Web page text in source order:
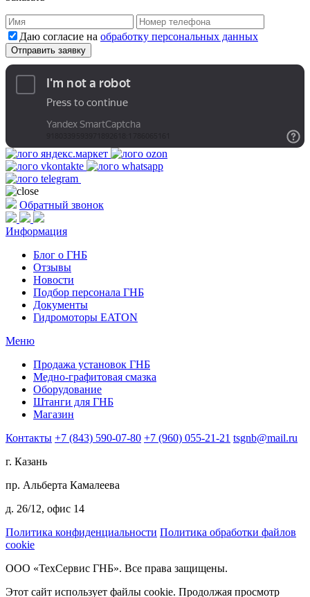
Даю согласие на обработку персональных данных
Обратный звонок
Информация
Блог о ГНБ
Отзывы
Новости
Подбор персонала ГНБ
Документы
Гидромоторы EATON
Меню
Продажа установок ГНБ
Медно-графитовая смазка
Оборудование
Штанги для ГНБ
Магазин
Контакты +7 (843) 590-07-80 +7 (960) 055-21-21 tsgnb@mail.ru
г. Казань
пр. Альберта Камалеева
д. 26/12, офис 14
Политика конфиденциальности Политика обработки файлов
cookie
ООО «ТехСервис ГНБ». Все права защищены.
Этот сайт использует файлы cookie. Продолжая просмотр